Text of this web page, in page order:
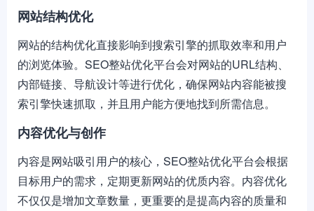
网站结构优化
网站的结构优化直接影响到搜索引擎的抓取效率和用户
的浏览体验。SEO整站优化平台会对网站的URL结构、
内部链接、导航设计等进行优化，确保网站内容能被搜
索引擎快速抓取，并且用户能方便地找到所需信息。
内容优化与创作
内容是网站吸引用户的核心，SEO整站优化平台会根据
目标用户的需求，定期更新网站的优质内容。内容优化
不仅仅是增加文章数量，更重要的是提高内容的质量和